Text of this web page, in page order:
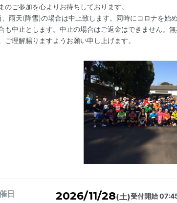
のご参加を心よりお待ちしております。
、雨天(降雪)の場合は中止致します。同時にコロナを始
も中止とします。中止の場合はご返金はできません。
ご理解賜りますようお願い申し上げます。
日 2026/11/28(土)受付開始